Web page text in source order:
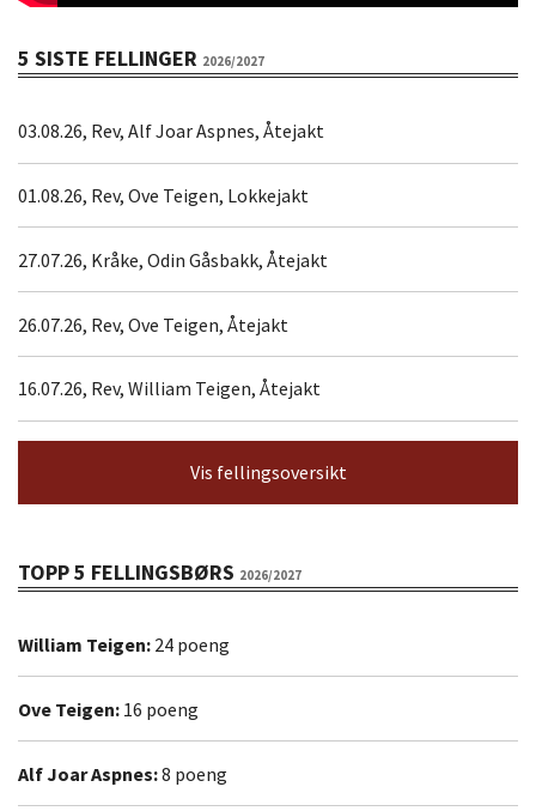
5 SISTE FELLINGER 2026/2027
03.08.26, Rev, Alf Joar Aspnes, Åtejakt
01.08.26, Rev, Ove Teigen, Lokkejakt
27.07.26, Kråke, Odin Gåsbakk, Åtejakt
26.07.26, Rev, Ove Teigen, Åtejakt
16.07.26, Rev, William Teigen, Åtejakt
Vis fellingsoversikt
TOPP 5 FELLINGSBØRS 2026/2027
William Teigen: 24 poeng
Ove Teigen: 16 poeng
Alf Joar Aspnes:8 poeng